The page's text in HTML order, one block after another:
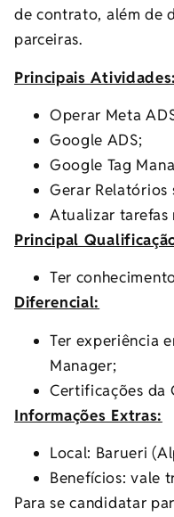
de contrato, além de
parceiras.
Principais Atividades:
Operar Meta
Google ADS;
Google Tag
Gerar Relatórios
Atualizar tarefas
Principal
Ter
Diferencial:
Ter experiência
Manager;
Certificações da
Informações Extras:
Local: Barueri
Benefícios: vale
Para se candidatar